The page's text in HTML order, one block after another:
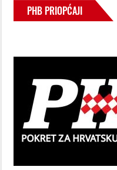
PHB PRIOPĆAJI